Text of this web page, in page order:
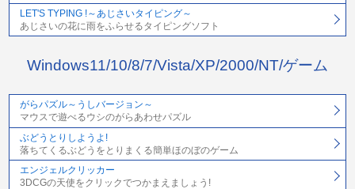
LET'S TYPING !～あじさいタイピング～
あじさいの花に雨をふらせるタイピングソフト
Windows11/10/8/7/Vista/XP/2000/NT/ゲーム
がらパズル～うしバージョン～
マウスで遊べるウシのがらあわせパズル
ぶどうとりしようよ!
落ちてくるぶどうをとりまくる簡単ほのぼのゲーム
エンジェルクリッカー
3DCGの天使をクリックでつかまえましょう!